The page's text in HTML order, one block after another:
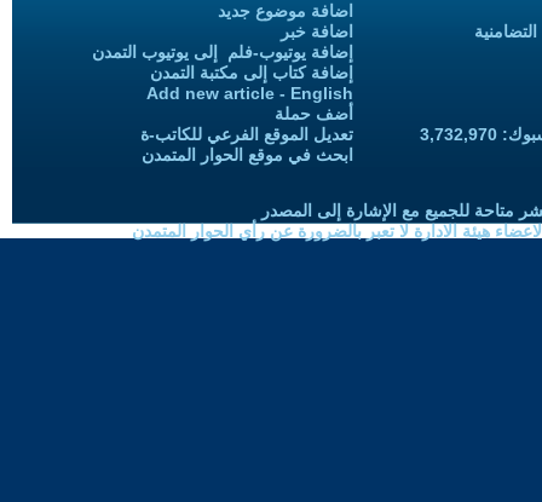
اضافة موضوع جديد
اضافة خبر
إضافة يوتيوب-فلم إلى يوتيوب التمدن
إضافة كتاب إلى مكتبة التمدن
Add new article - English
أضف حملة
تعديل الموقع الفرعي للكاتب-ة
ابحث في موقع الحوار المتمدن
متاحة للجميع مع الإشارة إلى المصدر
هيئة الادارة لا تعبر بالضرورة عن رأي الحوار المتمدن